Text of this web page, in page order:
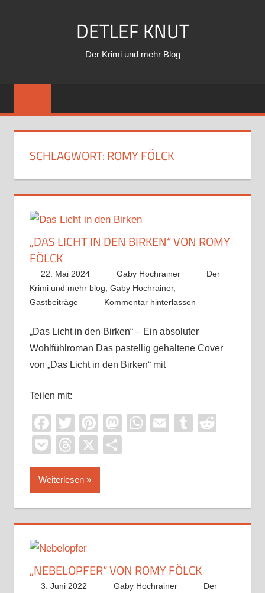
DETLEF KNUT
Der Krimi und mehr Blog
SCHLAGWORT:ROMY FÖLCK
„DAS LICHT IN DEN BIRKEN“ VON ROMY
FÖLCK
22. Mai 2024 Gaby Hochrainer
Der
Krimi und mehr blog Gaby Hochrainer,
Gastbeiträge
Kommentar hinterlassen
„Das Licht in den Birken“ – Ein absoluter
Wohlfühlroman Das pastellig gehaltene Cover
von „Das Licht in den Birken“ mit
Teilen mit:
Facebook
TwitterPinterest
Mastodon
WhatsApp
EmailTumblr
PocketThreads
X
Weiterlesen
„NEBELOPFER“ VON ROMY FÖLCK
3. Juni 2022 Gaby Hochrainer
Der